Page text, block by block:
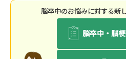
脳卒中のお悩みに対する新
脳卒中・脳